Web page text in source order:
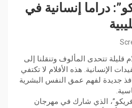
دراما إنسانية في
قليلة تتحدى المألوف وتنقلنا إلى
الإنسانية. هذه الأفلام لا تكتفي
جديدة لفهم عمق النفس البشرية
الذي شارك في مهرجان